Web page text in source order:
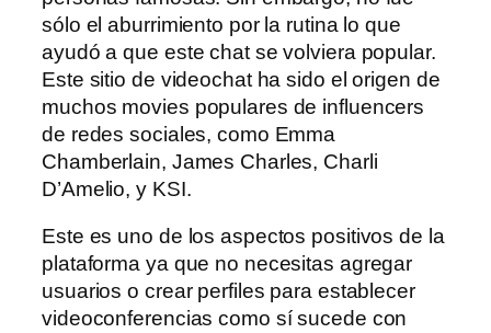
sólo el aburrimiento por la rutina lo que
ayudó a que este chat se volviera popular.
Este sitio de videochat ha sido el origen de
muchos movies populares de influencers
de redes sociales, como Emma
Chamberlain, James Charles, Charli
D’Amelio, y KSI.
Este es uno de los aspectos positivos de la
plataforma ya que no necesitas agregar
usuarios o crear perfiles para establecer
videoconferencias como sí sucede con